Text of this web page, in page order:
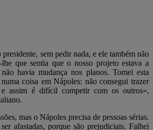
sem pedir nada, e ele também não
que sentia que o nosso projeto estava a
havia mudança nos planos. Tomei esta
coisa em Nápoles: não consegui trazer
e assim é difícil competir com os outros»,
mas o Nápoles precisa de pessoas sérias.
afastadas, porque são prejudiciais. Falhei